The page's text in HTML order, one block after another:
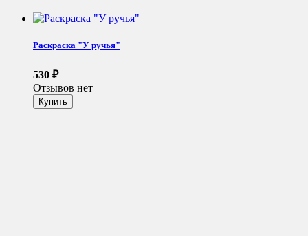
Раскраска "У ручья"
530 ₽
Отзывов нет